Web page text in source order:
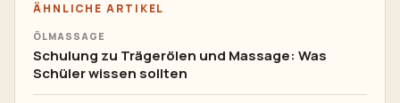
ÄHNLICHE ARTIKEL
ÖLMASSAGE
Schulung zu Trägerölen und Massage: Was
Schüler wissen sollten